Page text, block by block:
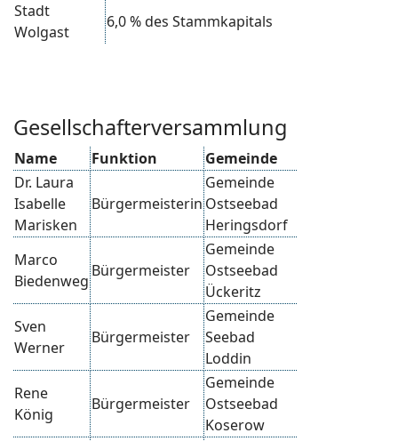
Stadt
Wolgast
6,0 % des Stammkapitals
Gesellschafterversammlung
Name Funktion
Gemeinde
Dr. Laura
Isabelle
Marisken
Bürgermeisterin
Gemeinde
Ostseebad
Heringsdorf
Marco
Biedenweg
Bürgermeister
Gemeinde
Ostseebad
Ückeritz
Sven
Werner
Bürgermeister
Gemeinde
Seebad
Loddin
Rene
König
Bürgermeister
Gemeinde
Ostseebad
Koserow